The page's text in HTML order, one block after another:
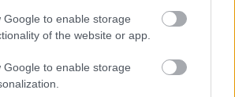
Google to enable storage
of the website or app.
Google to enable storage
ja
säästävät
ja rahaa